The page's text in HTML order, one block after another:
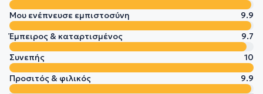
Μου ενέπνευσε εμπιστοσύνη
9.9
Έμπειρος & καταρτισμένος
9.7
Συνεπής
10
Προσιτός & φιλικός
9.9